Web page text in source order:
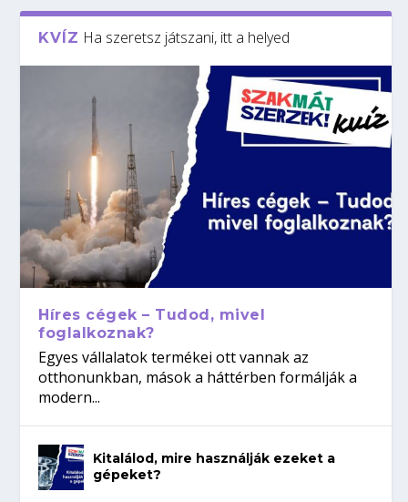
KVÍZ Ha szeretsz játszani, itt a helyed
Híres cégek – Tudod, mivel
foglalkoznak?
Egyes vállalatok termékei ott vannak az
otthonunkban, mások a háttérben formálják a
modern...
Kitalálod, mire használják ezeket a
gépeket?